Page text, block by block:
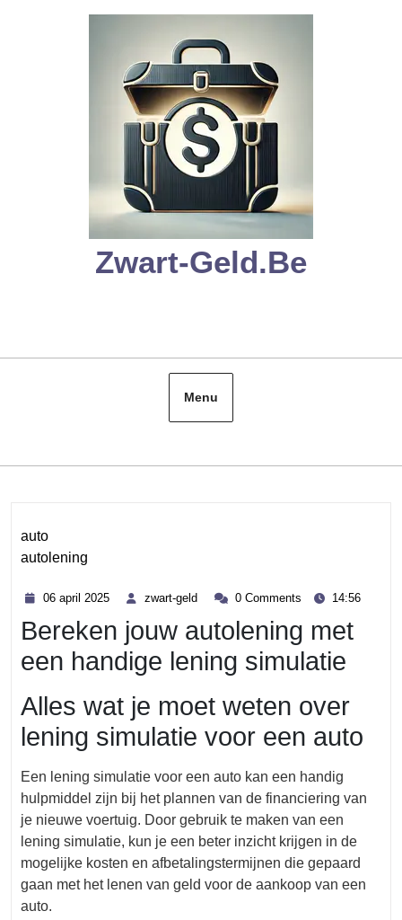
Zwart-Geld.be
Menu
auto
autolening
06 april 2025
2025
zwart-geld
zwart- 0 Comments 14:56
Bereken jouw autolening met
een handige lening simulatie
Alles wat je moet weten over
lening simulatie voor een auto
Een lening simulatie voor een auto kan een handig
hulpmiddel zijn bij het plannen van de financiering van
je nieuwe voertuig. Door gebruik te maken van een
lening simulatie, kun je een beter inzicht krijgen in de
mogelijke kosten en afbetalingstermijnen die gepaard
gaan met het lenen van geld voor de aankoop van een
auto.